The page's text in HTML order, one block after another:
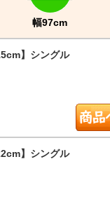
幅97cm